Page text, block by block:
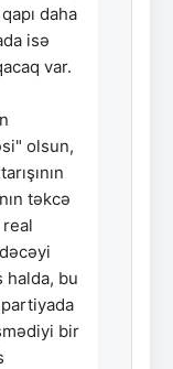
daha
isə
var.
olsun,
təkcə
halda, bu
partiyada
bir